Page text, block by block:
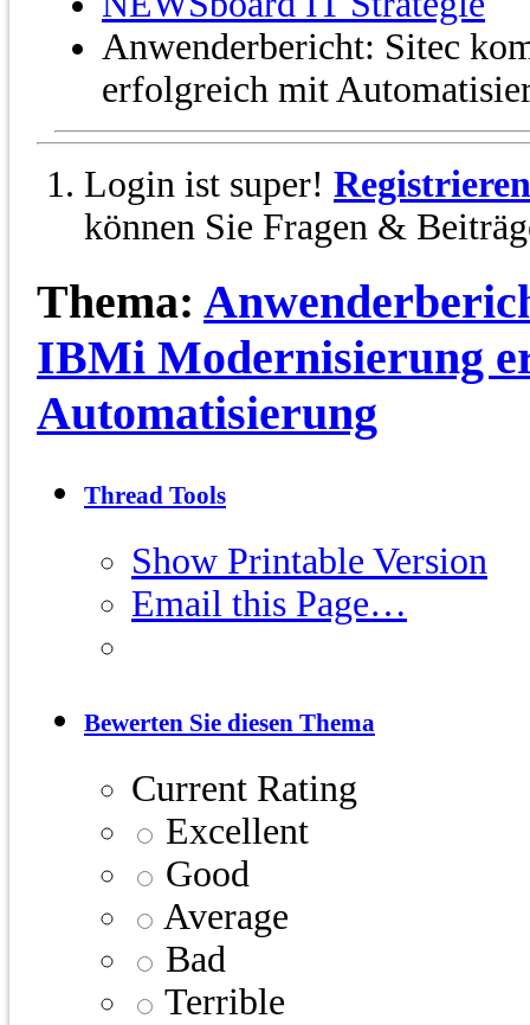
Anwenderbericht: Sitec
erfolgreich mit
Login ist super! Registrieren
können Sie Fragen &
Thema:
IBMi Modernisierung
Automatisierung
Thread Tools
Show Printable Version
Email this Page…
Bewerten Sie diesen Thema
Current Rating
Excellent
Good
Average
Bad
Terrible